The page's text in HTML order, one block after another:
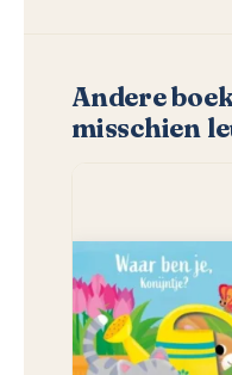
Andere
misschien